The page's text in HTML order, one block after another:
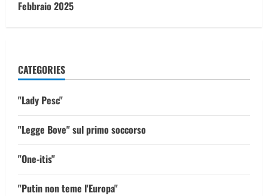
Febbraio 2025
CATEGORIES
"Lady Pesc"
"Legge Bove" sul primo soccorso
"One-itis"
"Putin non teme l'Europa"